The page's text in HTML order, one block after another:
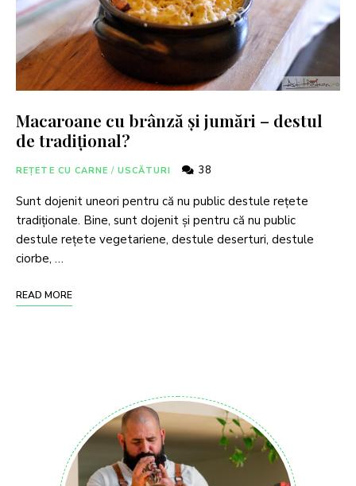
Macaroane cu brânză și jumări – destul
de tradițional?
REȚETE CU CARNE / USCĂTURI 38
Sunt dojenit uneori pentru că nu public destule rețete
tradiționale. Bine, sunt dojenit și pentru că nu public
destule rețete vegetariene, destule deserturi, destule
ciorbe, …
READ MORE